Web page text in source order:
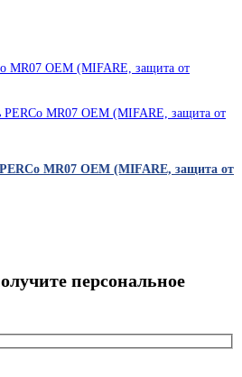
MR07 OEM (MIFARE, защита от
персональное